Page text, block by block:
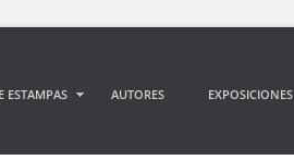
ESTAMPAS AUTORES EXPOSICIONES